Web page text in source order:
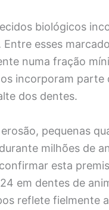
biológicos
esses
numa fração
incorporam parte
dos dentes.
pequenas
milhões de
esta
em dentes de
reflete fielmente